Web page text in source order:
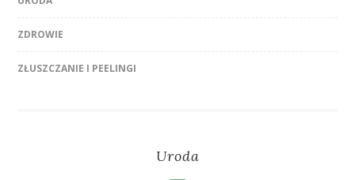
ZDROWIE
ZŁUSZCZANIE I PEELINGI
Uroda